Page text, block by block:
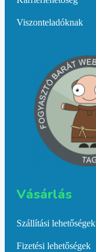
Viszonteladóknak
Vásárlás​
Szállítási lehetőségek
Fizetési lehetőségek